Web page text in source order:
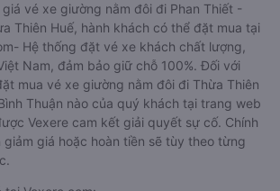
vé xe giường nằm đôi đi Phan Thiết -
Thiên Huế, hành khách có thể đặt mua tại
Hệ thống đặt vé xe khách chất lượng,
Nam, đảm bảo giữ chỗ 100%. Đối với
mua vé xe giường nằm đôi đi Thừa Thiên
Thuận nào của quý khách tại trang web
Vexere cam kết giải quyết sự cố. Chính
giá hoặc hoàn tiền sẽ tùy theo từng